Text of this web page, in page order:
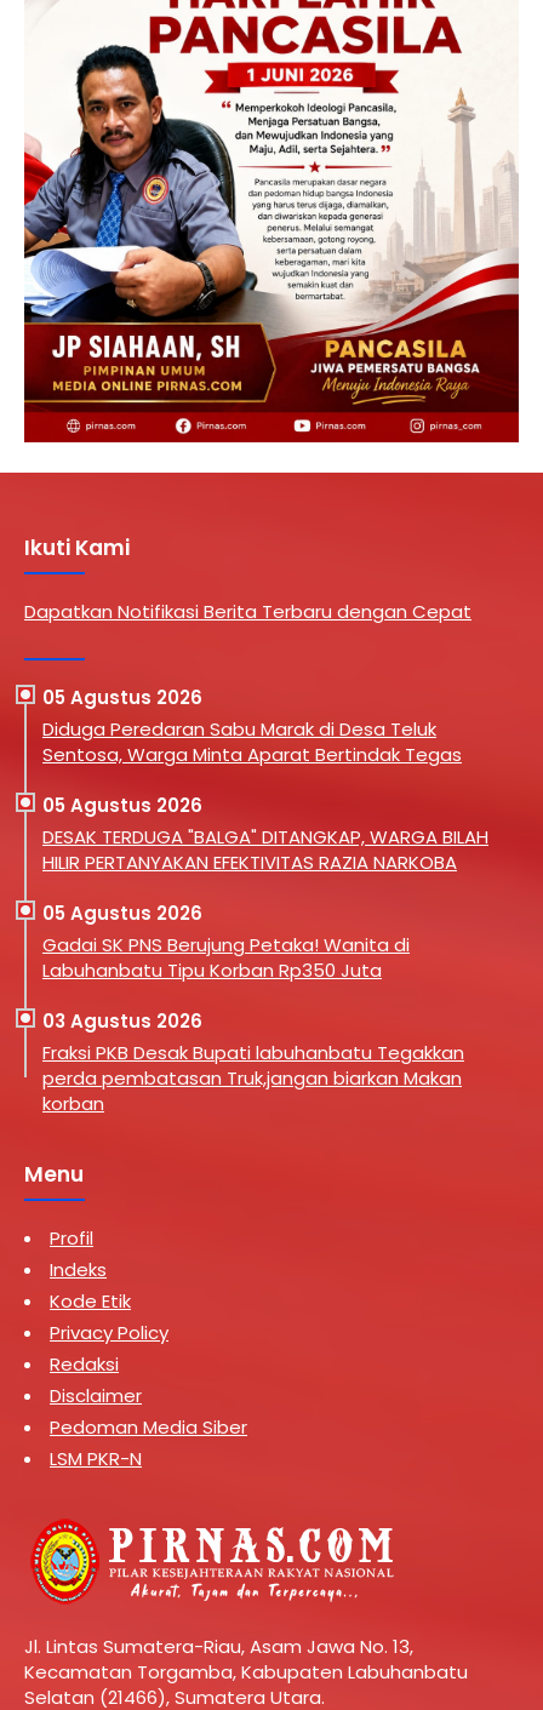
Ikuti Kami
Dapatkan Notifikasi Berita Terbaru dengan Cepat
05 Agustus 2026
Diduga Peredaran Sabu Marak di Desa Teluk
Sentosa, Warga Minta Aparat Bertindak Tegas
05 Agustus 2026
DESAK TERDUGA "BALGA" DITANGKAP, WARGA BILAH
HILIR PERTANYAKAN EFEKTIVITAS RAZIA NARKOBA
05 Agustus 2026
Gadai SK PNS Berujung Petaka! Wanita di
Labuhanbatu Tipu Korban Rp350 Juta
03 Agustus 2026
Fraksi PKB Desak Bupati labuhanbatu Tegakkan
perda pembatasan Truk,jangan biarkan Makan
korban
Menu
Profil
Indeks
Kode Etik
Privacy Policy
Redaksi
Disclaimer
Pedoman Media Siber
LSM PKR-N
Jl. Lintas Sumatera-Riau, Asam Jawa No. 13,
Kecamatan Torgamba, Kabupaten Labuhanbatu
Selatan (21466), Sumatera Utara.